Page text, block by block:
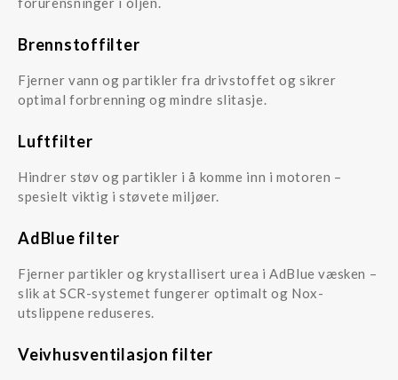
Brennstoffilter
Fjerner vann og partikler fra drivstoffet og sikrer
optimal forbrenning og mindre slitasje.
Luftfilter
Hindrer støv og partikler i å komme inn i motoren –
spesielt viktig i støvete miljøer.
AdBlue filter
Fjerner partikler og krystallisert urea i AdBlue væsken –
slik at SCR-systemet fungerer optimalt og Nox-
utslippene reduseres.
Veivhusventilasjon filter